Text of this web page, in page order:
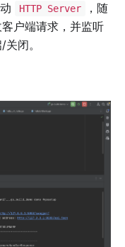
HTTP Server
，随
户端请求，并监听
闭。